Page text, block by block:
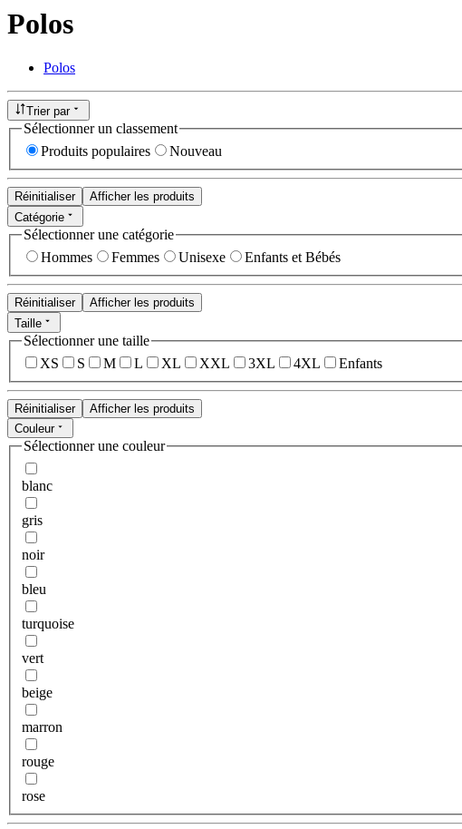
Polos
Polos
Trier par
Sélectionner un classement
Produits populaires
Nouveau
Réinitialiser
Afficher les produits
Catégorie
Sélectionner une catégorie
Hommes
Femmes Unisexe Enfants et Bébés
Réinitialiser
Afficher les produits
Taille
Sélectionner une taille
XS
S M L XL XXL 3XL 4XL Enfants
Réinitialiser
Afficher les produits
Couleur
Sélectionner une couleur
blanc
gris
noir
bleu
turquoise
vert
beige
marron
rouge
rose